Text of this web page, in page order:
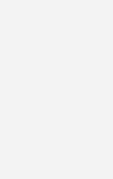
dem Universal S-
Armaturenanschlüsse
sie durch das
Lagerhaltung